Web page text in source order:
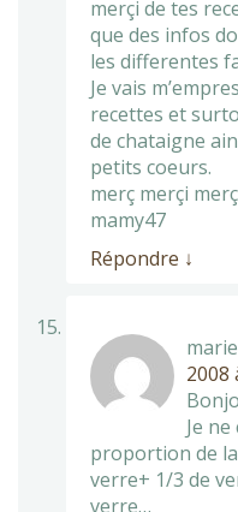
merçi de tes
que des infos
les differentes
Je vais
recettes et
de chataigne
petits coeurs.
merç merçi
mamy47
Répondre ↓
marie
2008
Je
proportion de
verre+ 1/3 de
verre…